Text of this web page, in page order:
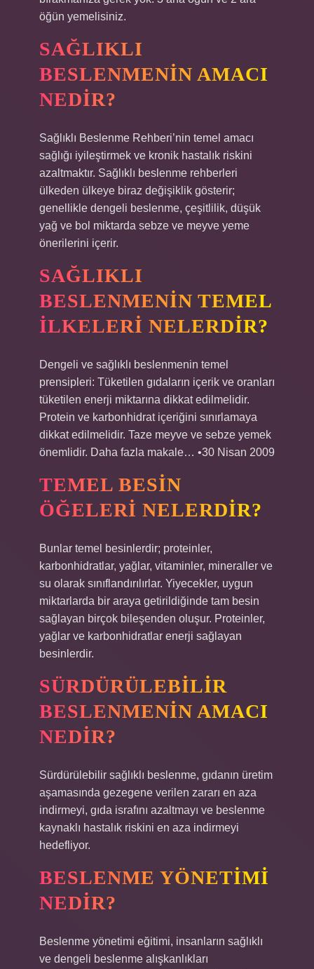
öğün yemelisiniz.
SAĞLIKLI
BESLENMENIN AMACI
NEDIR?
Sağlıklı Beslenme Rehberi’nin temel amacı
sağlığı iyileştirmek ve kronik hastalık riskini
azaltmaktır. Sağlıklı beslenme rehberleri
ülkeden ülkeye biraz değişiklik gösterir;
genellikle dengeli beslenme, çeşitlilik, düşük
yağ ve bol miktarda sebze ve meyve yeme
önerilerini içerir.
SAĞLIKLI
BESLENMENIN TEMEL
ILKELERI NELERDIR?
Dengeli ve sağlıklı beslenmenin temel
prensipleri: Tüketilen gıdaların içerik ve oranları
tüketilen enerji miktarına dikkat edilmelidir.
Protein ve karbonhidrat içeriğini sınırlamaya
dikkat edilmelidir. Taze meyve ve sebze yemek
önemlidir. Daha fazla makale… •30 Nisan 2009
TEMEL BESIN
ÖĞELERI NELERDIR?
Bunlar temel besinlerdir; proteinler,
karbonhidratlar, yağlar, vitaminler, mineraller ve
su olarak sınıflandırılırlar. Yiyecekler, uygun
miktarlarda bir araya getirildiğinde tam besin
sağlayan birçok bileşenden oluşur. Proteinler,
yağlar ve karbonhidratlar enerji sağlayan
besinlerdir.
SÜRDÜRÜLEBILIR
BESLENMENIN AMACI
NEDIR?
Sürdürülebilir sağlıklı beslenme, gıdanın üretim
aşamasında gezegene verilen zararı en aza
indirmeyi, gıda israfını azaltmayı ve beslenme
kaynaklı hastalık riskini en aza indirmeyi
hedefliyor.
BESLENME YÖNETIMI
NEDIR?
Beslenme yönetimi eğitimi, insanların sağlıklı
ve dengeli beslenme alışkanlıkları